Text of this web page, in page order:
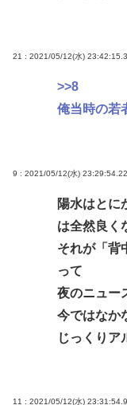
21 : 2021/05/12(水)
>>8
俺当時の若
9 : 2021/05/12(水) 23:29:54.22
陽水はとに
は全然良く
それが「背
って
夜のニュー
今ではなか
じっくりア
11 : 2021/05/12(水)